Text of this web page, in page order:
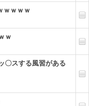
ｗｗｗｗ
ｗ
〇スする風習がある